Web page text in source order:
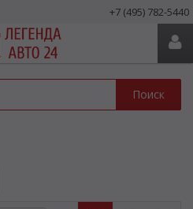
+7 (495) 782-5440
Поиск